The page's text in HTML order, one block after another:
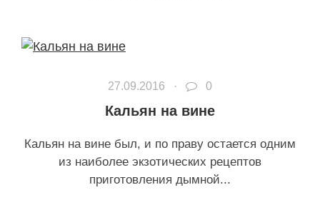
27.09.2016 · 0
Кальян на вине
Кальян на вине был, и по праву остается одним
из наиболее экзотических рецептов
приготовления дымной...